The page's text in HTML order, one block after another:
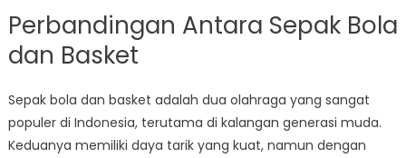
Perbandingan Antara Sepak Bola
dan Basket
Sepak bola dan basket adalah dua olahraga yang sangat
populer di Indonesia, terutama di kalangan generasi muda.
Keduanya memiliki daya tarik yang kuat, namun dengan